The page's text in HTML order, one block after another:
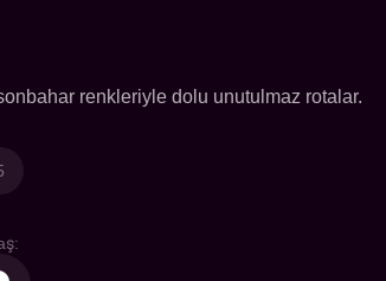
renkleriyle dolu unutulmaz rotalar.